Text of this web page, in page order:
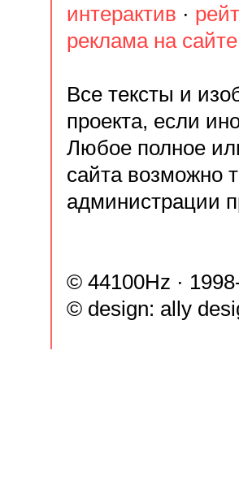
интерактив ·
реклама на сайте
Все тексты и
проекта, если
Любое полное
сайта возможно
администрации
© 44100Hz ·
© design: ally